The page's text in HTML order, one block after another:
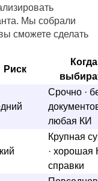
Мы собрали
сможете сделать
Риск
Когда
Срочно ·
любая КИ
Крупная
· хорошая
справки